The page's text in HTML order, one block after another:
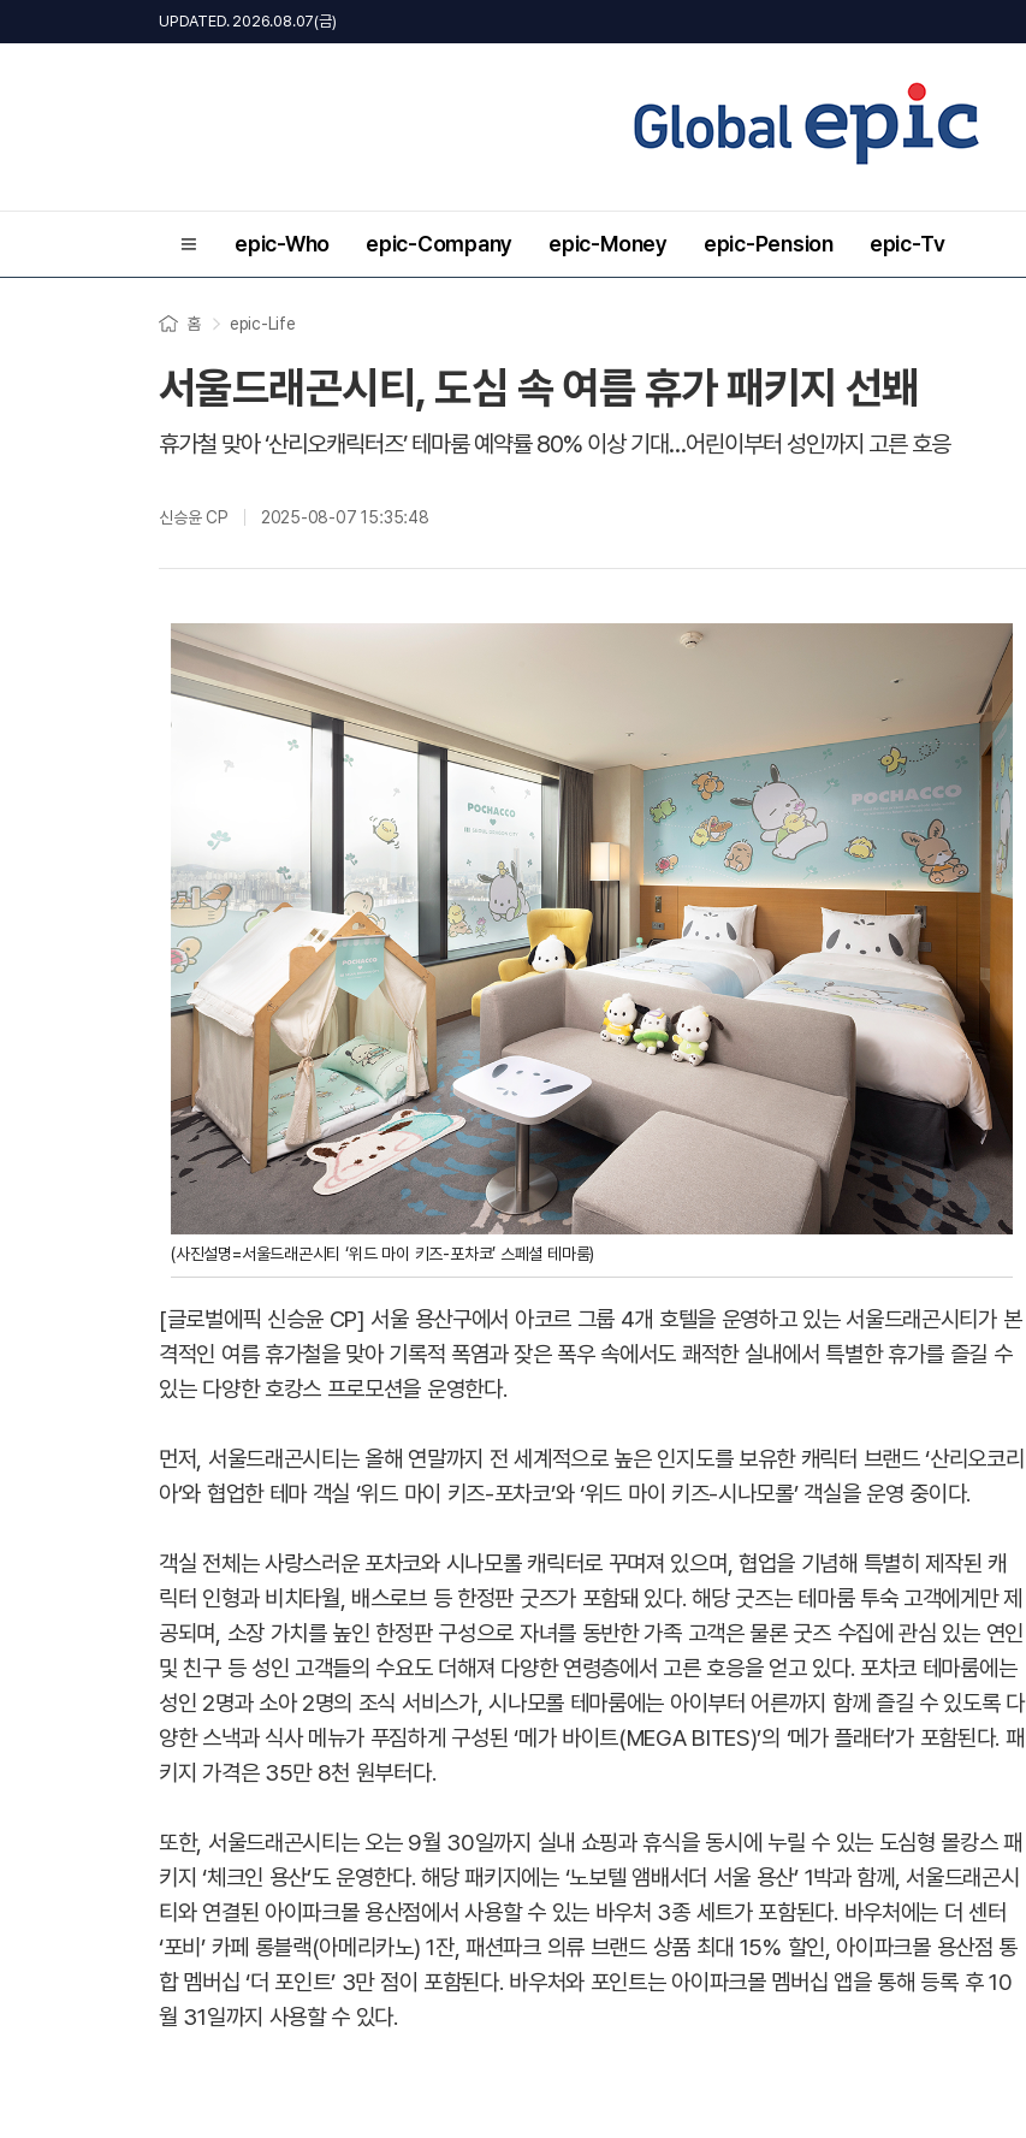
UPDATED. 2026.08.07(금)
epic-Who epic-Company epic-Money epic-Pension epic-Tv
홈 epic-Life
서울드래곤시티, 도심 속 여름 휴가 패키지 선봬
휴가철 맞아 ‘산리오캐릭터즈’ 테마룸 예약률 80% 이상 기대…어린이부터 성인까지 고른 호응
신승윤 CP 2025-08-07 15:35:48
(사진설명=서울드래곤시티 ‘위드 마이 키즈-포차코’ 스페셜 테마룸)
[글로벌에픽 신승윤 CP] 서울 용산구에서 아코르 그룹 4개 호텔을 운영하고 있는 서울드래곤시티가 본
격적인 여름 휴가철을 맞아 기록적 폭염과 잦은 폭우 속에서도 쾌적한 실내에서 특별한 휴가를 즐길 수
있는 다양한 호캉스 프로모션을 운영한다.
먼저, 서울드래곤시티는 올해 연말까지 전 세계적으로 높은 인지도를 보유한 캐릭터 브랜드 ‘산리오코리
아’와 협업한 테마 객실 ‘위드 마이 키즈-포차코’와 ‘위드 마이 키즈-시나모롤’ 객실을 운영 중이다.
객실 전체는 사랑스러운 포차코와 시나모롤 캐릭터로 꾸며져 있으며, 협업을 기념해 특별히 제작된 캐
릭터 인형과 비치타월, 배스로브 등 한정판 굿즈가 포함돼 있다. 해당 굿즈는 테마룸 투숙 고객에게만 제
공되며, 소장 가치를 높인 한정판 구성으로 자녀를 동반한 가족 고객은 물론 굿즈 수집에 관심 있는 연인
및 친구 등 성인 고객들의 수요도 더해져 다양한 연령층에서 고른 호응을 얻고 있다. 포차코 테마룸에는
성인 2명과 소아 2명의 조식 서비스가, 시나모롤 테마룸에는 아이부터 어른까지 함께 즐길 수 있도록 다
양한 스낵과 식사 메뉴가 푸짐하게 구성된 ‘메가 바이트(MEGA BITES)’의 ‘메가 플래터’가 포함된다. 패
키지 가격은 35만 8천 원부터다.
또한, 서울드래곤시티는 오는 9월 30일까지 실내 쇼핑과 휴식을 동시에 누릴 수 있는 도심형 몰캉스 패
키지 ‘체크인 용산’도 운영한다. 해당 패키지에는 ‘노보텔 앰배서더 서울 용산’ 1박과 함께, 서울드래곤시
티와 연결된 아이파크몰 용산점에서 사용할 수 있는 바우처 3종 세트가 포함된다. 바우처에는 더 센터
‘포비’ 카페 롱블랙(아메리카노) 1잔, 패션파크 의류 브랜드 상품 최대 15% 할인, 아이파크몰 용산점 통
합 멤버십 ‘더 포인트’ 3만 점이 포함된다. 바우처와 포인트는 아이파크몰 멤버십 앱을 통해 등록 후 10
월 31일까지 사용할 수 있다.